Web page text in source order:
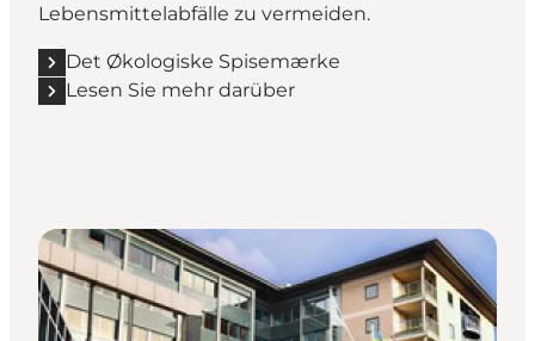
Lebensmittelabfälle zu vermeiden.
Det Økologiske Spisemærke
Lesen Sie mehr darüber